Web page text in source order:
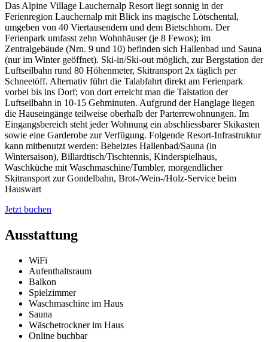
Das Alpine Village Lauchernalp Resort liegt sonnig in der
Ferienregion Lauchernalp mit Blick ins magische Lötschental,
umgeben von 40 Viertausendern und dem Bietschhorn. Der
Ferienpark umfasst zehn Wohnhäuser (je 8 Fewos); im
Zentralgebäude (Nrn. 9 und 10) befinden sich Hallenbad und Sauna
(nur im Winter geöffnet). Ski-in/Ski-out möglich, zur Bergstation der
Luftseilbahn rund 80 Höhenmeter, Skitransport 2x täglich per
Schneetöff. Alternativ führt die Talabfahrt direkt am Ferienpark
vorbei bis ins Dorf; von dort erreicht man die Talstation der
Luftseilbahn in 10-15 Gehminuten. Aufgrund der Hanglage liegen
die Hauseingänge teilweise oberhalb der Parterrewohnungen. Im
Eingangsbereich steht jeder Wohnung ein abschliessbarer Skikasten
sowie eine Garderobe zur Verfügung. Folgende Resort-Infrastruktur
kann mitbenutzt werden: Beheiztes Hallenbad/Sauna (in
Wintersaison), Billardtisch/Tischtennis, Kinderspielhaus,
Waschküche mit Waschmaschine/Tumbler, morgendlicher
Skitransport zur Gondelbahn, Brot-/Wein-/Holz-Service beim
Hauswart
Jetzt buchen
Ausstattung
WiFi
Aufenthaltsraum
Balkon
Spielzimmer
Waschmaschine im Haus
Sauna
Wäschetrockner im Haus
Online buchbar